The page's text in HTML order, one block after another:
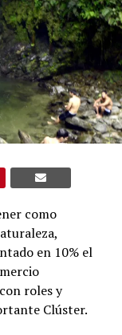
como
en 10% el
roles y
Clúster.